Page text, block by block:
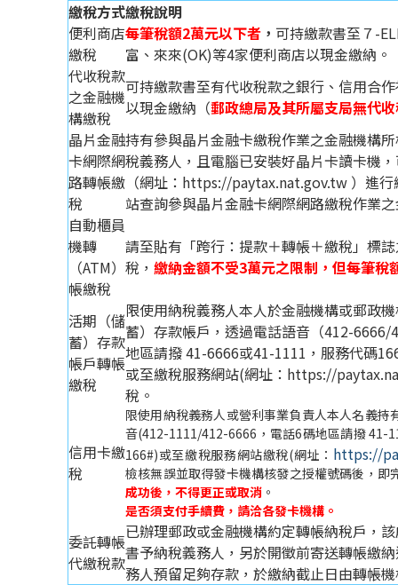
繳稅方式繳稅說明
便利商店
繳稅
每筆稅額2萬元以下者 ， 可持繳款書至７-
富、來來(OK)等4家便利商店以現金繳納。
代收稅款
之金融機
構繳稅
可持繳款書至有代收稅款之銀行、信用合
以現金繳納（郵政總局及其所屬支局無代
晶片金融
卡網際網
路轉帳繳
稅
持有參與晶片金融卡繳稅作業之金融機構
稅義務人，且電腦已安裝好晶片卡讀卡機
（網址：https://paytax.nat.gov.tw ）進
站查詢參與晶片金融卡網際網路繳稅作業
自動櫃員
機轉
（ATM）
帳繳稅
請至貼有「跨行：提款＋轉帳＋繳稅」標
稅， 繳納金額不受3萬元之限制，但每筆稅
活期（儲
蓄）存款
帳戶轉帳
繳稅
限使用納稅義務人本人於金融機構或郵政
蓄）存款帳戶，透過電話語音（412-6666/
地區請撥 41-6666或41-1111，服務代碼
或至繳稅服務網站(網址：https://
稅。
信用卡繳
稅
限使用納稅義務人或營利事業負責人本人名義持
音(412-1111/412-6666，電話6碼地區請撥 41-
166#)或至繳稅服務網站繳稅(網址： https://
檢核無誤並取得發卡機構核發之授權號碼後，即
成功後，不得更正或取消 。
是否須支付手續費，請洽各發卡機構。
委託轉帳
代繳稅款
已辦理郵政或金融機構約定轉帳納稅戶，
書予納稅義務人，另於開徵前寄送轉帳繳
務人預留足夠存款，於繳納截止日由轉帳